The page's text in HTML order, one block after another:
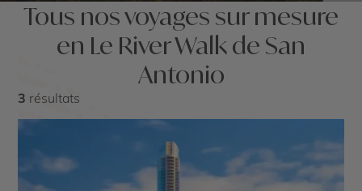
Tous nos voyages sur mesure
en Le River Walk de San
Antonio
3 résultats